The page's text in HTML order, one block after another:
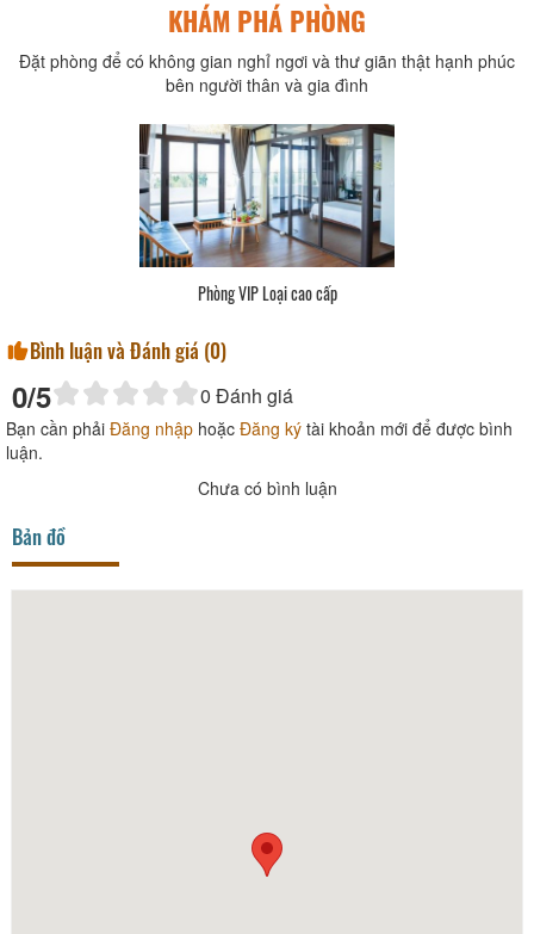
KHÁM PHÁ PHÒNG
Đặt phòng để có không gian nghỉ ngơi và thư giãn thật hạnh phúc
bên người thân và gia đình
Phòng VIP Loại cao cấp
Bình luận và Đánh giá (0)
0/5 0 Đánh giá
Bạn cần phải Đăng nhập hoặc Đăng ký tài khoản mới để được bình
luận.
Chưa có bình luận
Bản đồ